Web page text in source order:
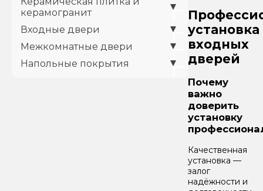
керамогранит
Входные двери
Межкомнатные двери
Напольные покрытия
установка
входных
дверей
Почему
важно
доверить
установку
Качественная
установка —
залог
надёжности и